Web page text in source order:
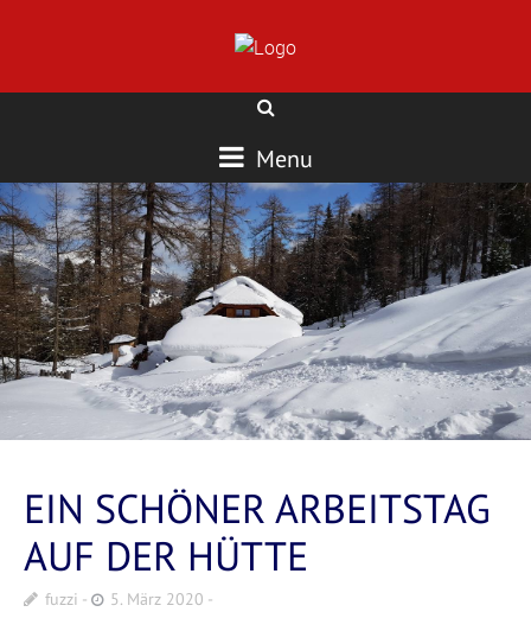
Menu
EIN SCHÖNER ARBEITSTAG
AUF DER HÜTTE
fuzzi 5. März 2020